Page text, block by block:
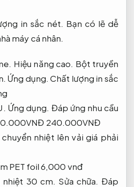
in sắc nét. Bạn có lẽ dễ
máy cá nhân.
Hiệu năng cao. Bột truyền
Ứng dụng. Chất lượng in sắc
Ứng dụng. Đáp ứng nhu cầu
240.000VNĐ
nhiệt lên vải giá phải
PET foil 6,000 vnđ
nhiệt 30 cm. Sửa chữa. Đáp